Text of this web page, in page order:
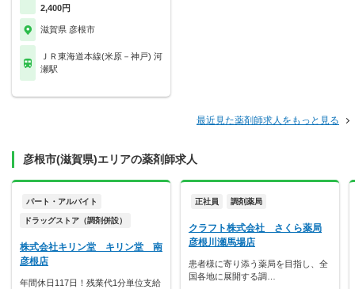
2,400円
滋賀県 彦根市
ＪＲ東海道本線(米原－神戸) 河
瀬駅
最近見た薬剤師求人をもっと見る
彦根市(滋賀県)エリアの薬剤師求人
パート・アルバイト
ドラッグストア（調剤併設）
株式会社キリン堂 キリン堂 南
彦根店
年間休日117日！残業代1分単位支給
正社員 調剤薬局
クラフト株式会社 さくら薬局
彦根川瀬馬場店
患者様に寄り添う薬局を目指し、全
国各地に展開する調…